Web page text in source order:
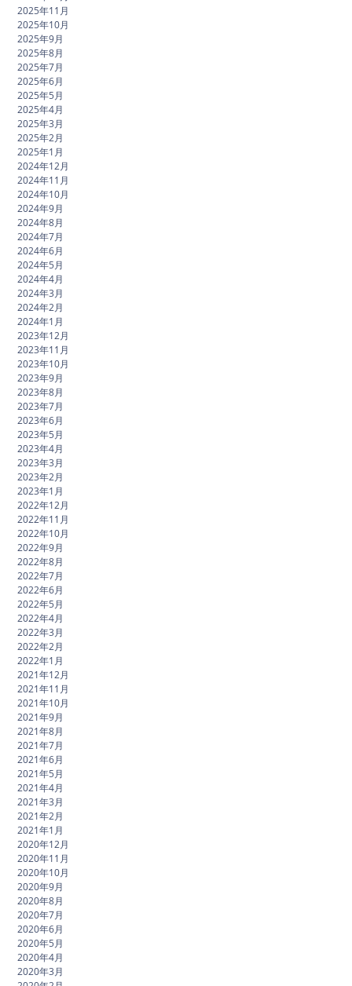
2025年11月
2025年10月
2025年9月
2025年8月
2025年7月
2025年6月
2025年5月
2025年4月
2025年3月
2025年2月
2025年1月
2024年12月
2024年11月
2024年10月
2024年9月
2024年8月
2024年7月
2024年6月
2024年5月
2024年4月
2024年3月
2024年2月
2024年1月
2023年12月
2023年11月
2023年10月
2023年9月
2023年8月
2023年7月
2023年6月
2023年5月
2023年4月
2023年3月
2023年2月
2023年1月
2022年12月
2022年11月
2022年10月
2022年9月
2022年8月
2022年7月
2022年6月
2022年5月
2022年4月
2022年3月
2022年2月
2022年1月
2021年12月
2021年11月
2021年10月
2021年9月
2021年8月
2021年7月
2021年6月
2021年5月
2021年4月
2021年3月
2021年2月
2021年1月
2020年12月
2020年11月
2020年10月
2020年9月
2020年8月
2020年7月
2020年6月
2020年5月
2020年4月
2020年3月